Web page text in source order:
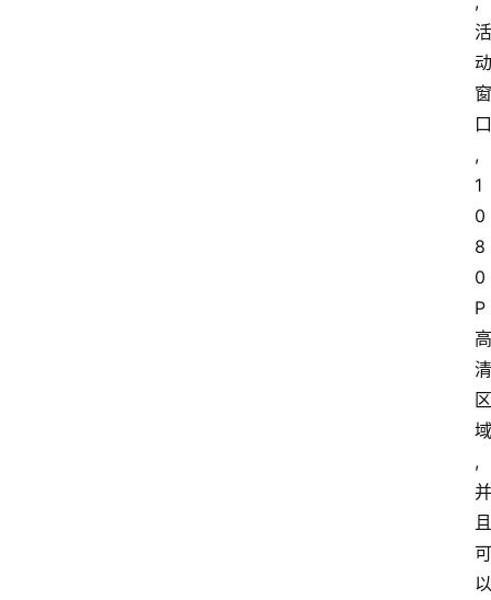
活
动
窗
口
,
1
0
8
0
P
高
清
区
域
,
并
且
可
以